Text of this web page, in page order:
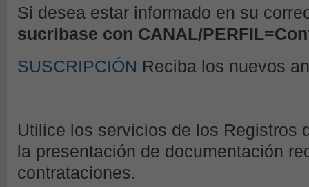
Si desea estar informado en su
sucribase con CANAL/
SUSCRIPCIÓN Reciba los nuevos
Utilice los servicios de los Registros
la presentación de documentación
contrataciones.